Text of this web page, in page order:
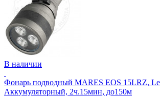
В наличии
Фонарь подводный MARES EOS 15LRZ,
Аккумуляторный, 2ч.15мин, до150м